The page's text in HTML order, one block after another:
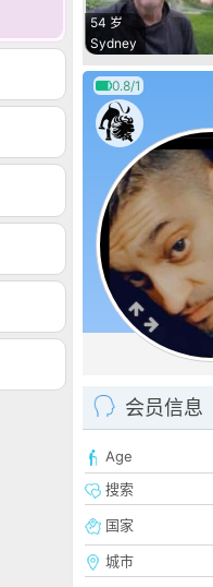
54 岁
Sydney
0.8/1
会员信息
Age
搜索
国家
城市